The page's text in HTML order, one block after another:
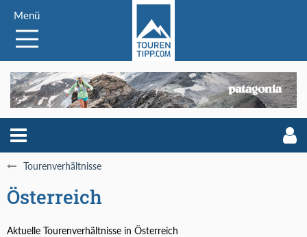
Menü
Tourenverhältnisse
Österreich
Aktuelle Tourenverhältnisse in Österreich